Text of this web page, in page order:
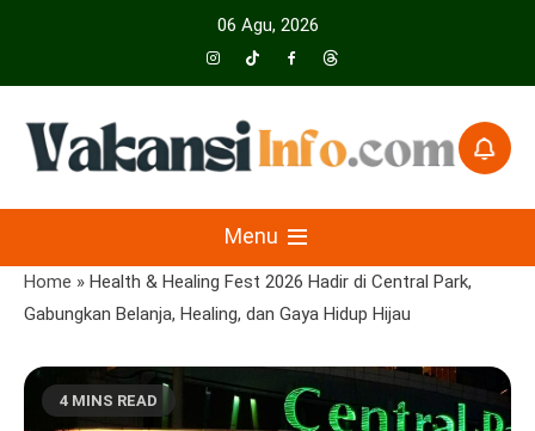
06 Agu, 2026
VakansiinfoMenu
Home » Health & Healing Fest 2026 Hadir di Central Park,
Gabungkan Belanja, Healing, dan Gaya Hidup Hijau
4 MINS READ